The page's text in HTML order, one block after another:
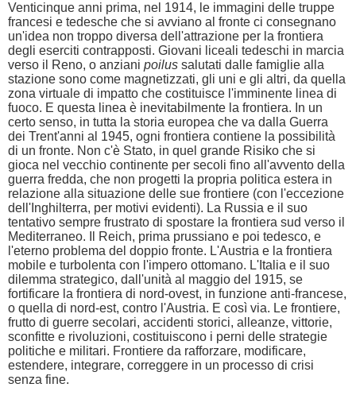
Venticinque anni prima, nel 1914, le immagini delle truppe
francesi e tedesche che si avviano al fronte ci consegnano
un'idea non troppo diversa dell'attrazione per la frontiera
degli eserciti contrapposti. Giovani liceali tedeschi in marcia
verso il Reno, o anziani poilus salutati dalle famiglie alla
stazione sono come magnetizzati, gli uni e gli altri, da quella
zona virtuale di impatto che costituisce l'imminente linea di
fuoco. E questa linea è inevitabilmente la frontiera. In un
certo senso, in tutta la storia europea che va dalla Guerra
dei Trent'anni al 1945, ogni frontiera contiene la possibilità
di un fronte. Non c'è Stato, in quel grande Risiko che si
gioca nel vecchio continente per secoli fino all'avvento della
guerra fredda, che non progetti la propria politica estera in
relazione alla situazione delle sue frontiere (con l'eccezione
dell'Inghilterra, per motivi evidenti). La Russia e il suo
tentativo sempre frustrato di spostare la frontiera sud verso il
Mediterraneo. Il Reich, prima prussiano e poi tedesco, e
l'eterno problema del doppio fronte. L'Austria e la frontiera
mobile e turbolenta con l'impero ottomano. L'Italia e il suo
dilemma strategico, dall'unità al maggio del 1915, se
fortificare la frontiera di nord-ovest, in funzione anti-francese,
o quella di nord-est, contro l'Austria. E così via. Le frontiere,
frutto di guerre secolari, accidenti storici, alleanze, vittorie,
sconfitte e rivoluzioni, costituiscono i perni delle strategie
politiche e militari. Frontiere da rafforzare, modificare,
estendere, integrare, correggere in un processo di crisi
senza fine.